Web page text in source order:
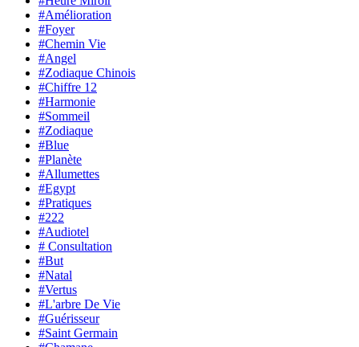
#Amélioration
#Foyer
#Chemin Vie
#Angel
#Zodiaque Chinois
#Chiffre 12
#Harmonie
#Sommeil
#Zodiaque
#Blue
#Planète
#Allumettes
#Egypt
#Pratiques
#222
#Audiotel
# Consultation
#But
#Natal
#Vertus
#L'arbre De Vie
#Guérisseur
#Saint Germain